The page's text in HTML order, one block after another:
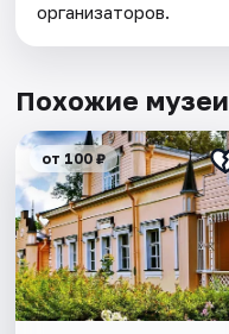
организаторов.
Похожие музеи
от 100 ₽